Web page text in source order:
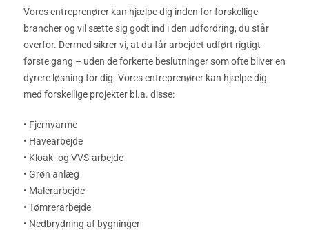
Vores entreprenører kan hjælpe dig inden for forskellige
brancher og vil sætte sig godt ind i den udfordring, du står
overfor. Dermed sikrer vi, at du får arbejdet udført rigtigt
første gang – uden de forkerte beslutninger som ofte bliver en
dyrere løsning for dig. Vores entreprenører kan hjælpe dig
med forskellige projekter bl.a. disse:
• Fjernvarme
• Havearbejde
• Kloak- og VVS-arbejde
• Grøn anlæg
• Malerarbejde
• Tømrerarbejde
• Nedbrydning af bygninger